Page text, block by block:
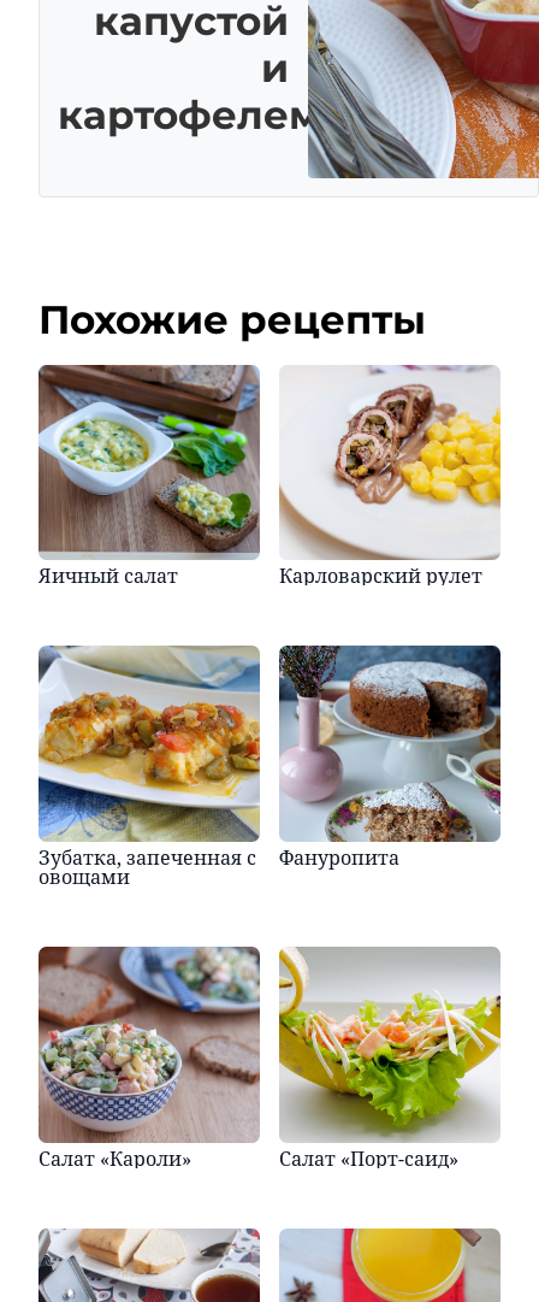
капустой
и
картофелем
Похожие рецепты
Яичный салат Карловарский рулет
Зубатка, запеченная с
овощами
Фануропита
Салат «Кароли» Салат «Порт-саид»